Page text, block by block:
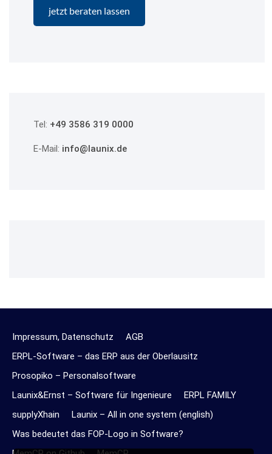
Tel: +49 3586 319 0000
E-Mail: info@launix.de
Impressum, Datenschutz
AGB
ERPL-Software – das ERP aus der Oberlausitz
Prosopiko – Personalsoftware
Launix&Ernst – Software für Ingenieure
ERPL FAMILY
supplyXhain
Launix – All in one system (english)
Was bedeutet das FOP-Logo in Software?